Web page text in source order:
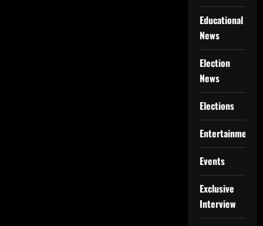
Educational
News
Election
News
Elections
Entertainment
Events
Exclusive
Interview